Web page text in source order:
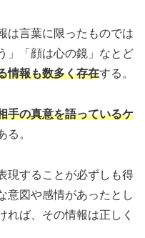
は言葉に限ったものでは
」「顔は心の鏡」なとど
情報も数多く存在する。
手の真意を語っているケ
る。
現することが必ずしも得
意図や感情があったとし
れば、その情報は正しく